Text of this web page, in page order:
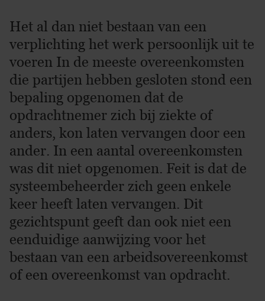
Het al dan niet bestaan van een
verplichting het werk persoonlijk uit te
voeren In de meeste overeenkomsten
die partijen hebben gesloten stond een
bepaling opgenomen dat de
opdrachtnemer zich bij ziekte of
anders, kon laten vervangen door een
ander. In een aantal overeenkomsten
was dit niet opgenomen. Feit is dat de
systeembeheerder zich geen enkele
keer heeft laten vervangen. Dit
gezichtspunt geeft dan ook niet een
eenduidige aanwijzing voor het
bestaan van een arbeidsovereenkomst
of een overeenkomst van opdracht.